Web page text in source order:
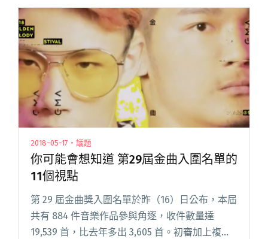
2018-05-17・議題
你可能會想知道 第29屆金曲入圍名單的
11個視點
第 29 屆金曲獎入圍名單於昨（16）日公布，本屆
共有 884 件音樂作品參與角逐，收件數量達
19,539 首，比去年多出 3,605 首。初審加上複審